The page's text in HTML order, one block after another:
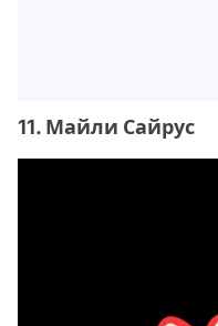
11. Майли Сайрус